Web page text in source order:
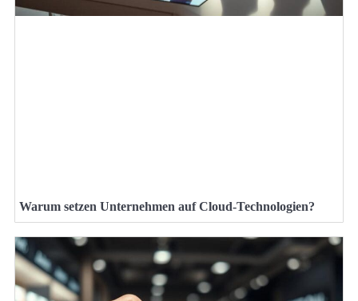
Warum setzen Unternehmen auf Cloud-Technologien?